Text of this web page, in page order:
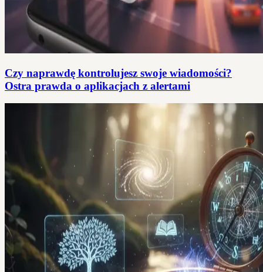
Czy naprawdę kontrolujesz swoje wiadomości?
Ostra prawda o aplikacjach z alertami